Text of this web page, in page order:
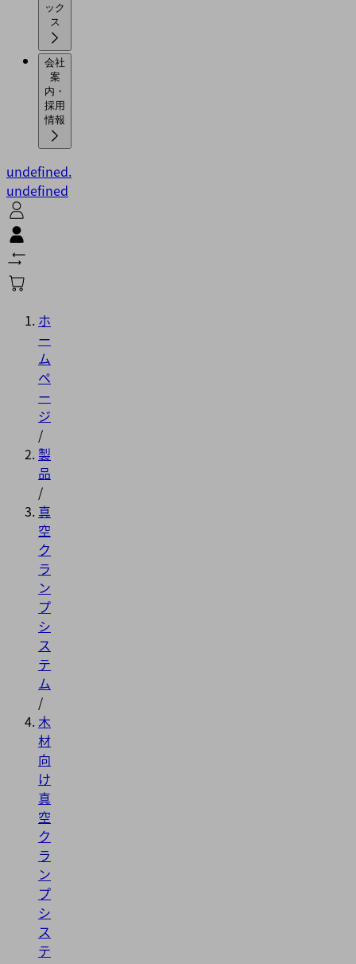
ック
会社
案
内・
採用
情報
undefined.
undefined
ホ
ー
ム
ペ
ー
ジ
/
製
品
/
真
空
ク
ラ
ン
プ
シ
ス
テ
ム
/
木
材
向
け
真
空
ク
ラ
ン
プ
シ
ス
テ